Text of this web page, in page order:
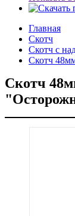
Главная
Скотч
Скотч с
Скотч
Скотч